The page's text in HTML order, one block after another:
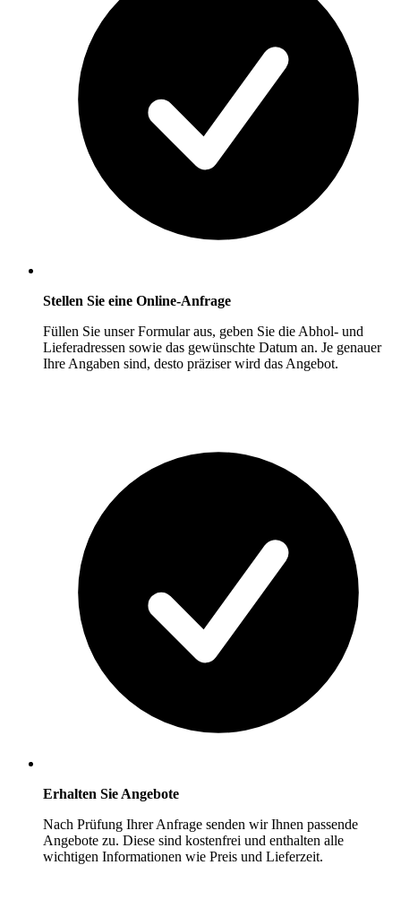
Stellen Sie eine Online-Anfrage
Füllen Sie unser Formular aus, geben Sie die Abhol- und
Lieferadressen sowie das gewünschte Datum an. Je genauer
Ihre Angaben sind, desto präziser wird das Angebot.
Erhalten Sie Angebote
Nach Prüfung Ihrer Anfrage senden wir Ihnen passende
Angebote zu. Diese sind kostenfrei und enthalten alle
wichtigen Informationen wie Preis und Lieferzeit.